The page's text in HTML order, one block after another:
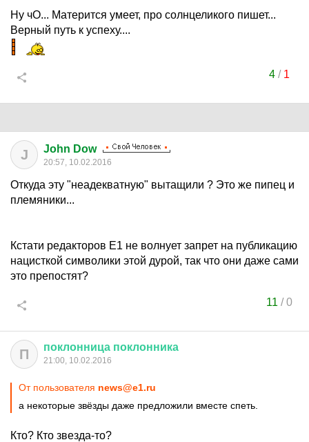
Ну чО... Матерится умеет, про солнцеликого пишет...
Верный путь к успеху....
4/ 1
J John Dow
20:57, 10.02.2016
Откуда эту "неадекватную" вытащили ? Это же пипец и
племяники...
Кстати редакторов Е1 не волнует запрет на публикацию
нацисткой символики этой дурой, так что они даже сами
это препостят?
11 /0
П поклонница поклонника
21:00, 10.02.2016
От пользователя news@e1.ru
а некоторые звёзды даже предложили вместе спеть.
Кто? Кто звезда-то?